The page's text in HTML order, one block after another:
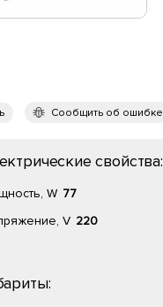
Сообщить об ошибке
свойства:
W 77
V 220